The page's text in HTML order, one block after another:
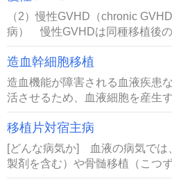
（2）慢性GVHD（chronic
病） 慢性GVHDは同種移植後の
造血幹細胞移植
造血機能が障害される血液疾患
活させるため、血液細胞を産生
移植片対宿主病
[どんな病気か] 血液の病気では
製剤を含む）や骨髄移植（こつ